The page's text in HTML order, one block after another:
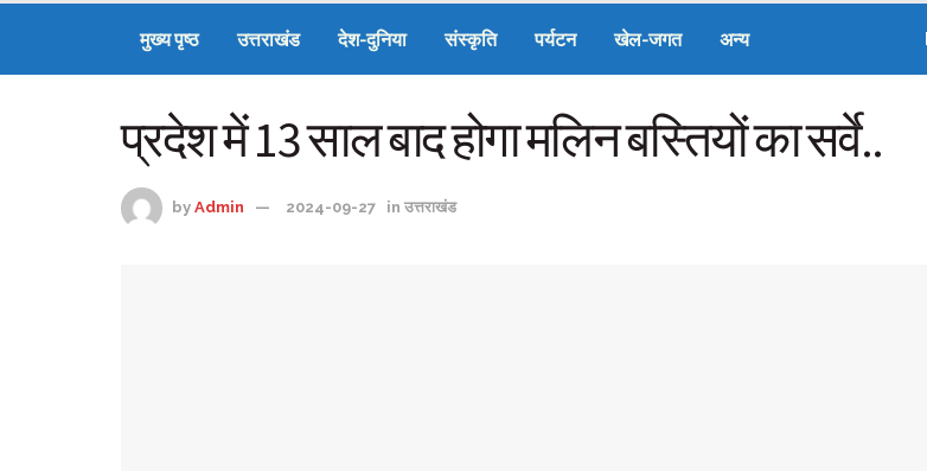
मुख्य पृष्ठ उत्तराखंड देश-दुनिया संस्कृति पर्यटन खेल-जगत अन्य
प्रदेश में 13 साल बाद होगा मलिन बस्तियों का सर्वे..
by Admin 2024-09-27 in उत्तराखंड